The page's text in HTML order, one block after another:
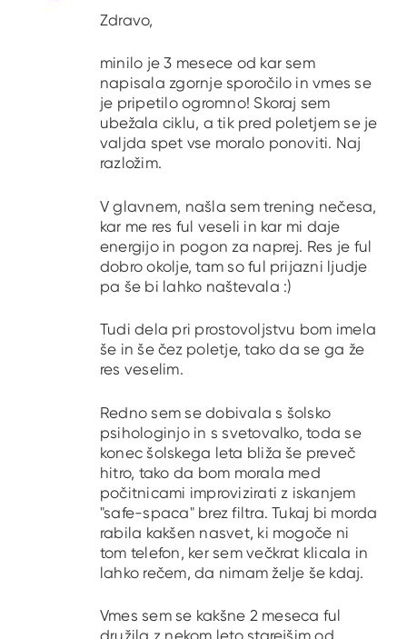
Zdravo,
minilo je 3 mesece od kar sem
napisala zgornje sporočilo in vmes se
je pripetilo ogromno! Skoraj sem
ubežala ciklu, a tik pred poletjem se je
valjda spet vse moralo ponoviti. Naj
razložim.
V glavnem, našla sem trening nečesa,
kar me res ful veseli in kar mi daje
energijo in pogon za naprej. Res je ful
dobro okolje, tam so ful prijazni ljudje
pa še bi lahko naštevala :)
Tudi dela pri prostovoljstvu bom imela
še in še čez poletje, tako da se ga že
res veselim.
Redno sem se dobivala s šolsko
psihologinjo in s svetovalko, toda se
konec šolskega leta bliža še preveč
hitro, tako da bom morala med
počitnicami improvizirati z iskanjem
"safe-spaca" brez filtra. Tukaj bi morda
rabila kakšen nasvet, ki mogoče ni
tom telefon, ker sem večkrat klicala in
lahko rečem, da nimam želje še kdaj.
Vmes sem se kakšne 2 meseca ful